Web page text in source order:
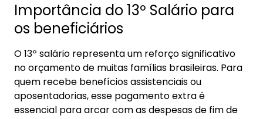
Importância do 13º Salário para
os beneficiários
O 13º salário representa um reforço significativo
no orçamento de muitas famílias brasileiras. Para
quem recebe benefícios assistenciais ou
aposentadorias, esse pagamento extra é
essencial para arcar com as despesas de fim de